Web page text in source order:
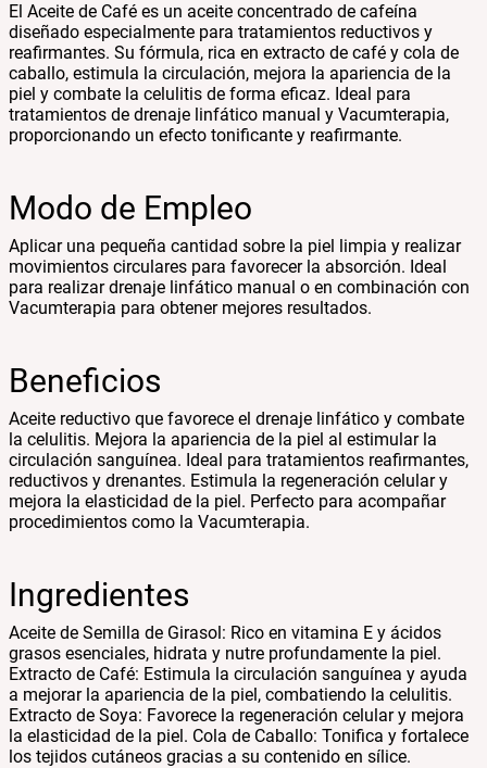
El Aceite de Café es un aceite concentrado de cafeína
diseñado especialmente para tratamientos reductivos y
reafirmantes. Su fórmula, rica en extracto de café y cola de
caballo, estimula la circulación, mejora la apariencia de la
piel y combate la celulitis de forma eficaz. Ideal para
tratamientos de drenaje linfático manual y Vacumterapia,
proporcionando un efecto tonificante y reafirmante.
Modo de Empleo
Aplicar una pequeña cantidad sobre la piel limpia y realizar
movimientos circulares para favorecer la absorción. Ideal
para realizar drenaje linfático manual o en combinación con
Vacumterapia para obtener mejores resultados.
Beneficios
Aceite reductivo que favorece el drenaje linfático y combate
la celulitis. Mejora la apariencia de la piel al estimular la
circulación sanguínea. Ideal para tratamientos reafirmantes,
reductivos y drenantes. Estimula la regeneración celular y
mejora la elasticidad de la piel. Perfecto para acompañar
procedimientos como la Vacumterapia.
Ingredientes
Aceite de Semilla de Girasol: Rico en vitamina E y ácidos
grasos esenciales, hidrata y nutre profundamente la piel.
Extracto de Café: Estimula la circulación sanguínea y ayuda
a mejorar la apariencia de la piel, combatiendo la celulitis.
Extracto de Soya: Favorece la regeneración celular y mejora
la elasticidad de la piel. Cola de Caballo: Tonifica y fortalece
los tejidos cutáneos gracias a su contenido en sílice.